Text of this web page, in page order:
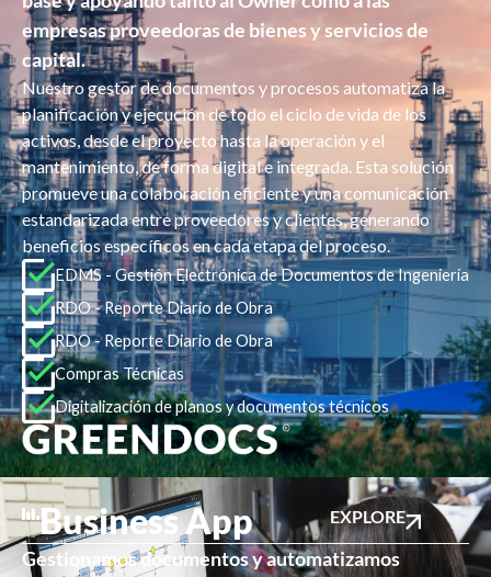
empresas proveedoras de bienes y servicios de
capital.
Nuestro gestor de documentos y procesos automatiza la
planificación y ejecución de todo el ciclo de vida de los
activos, desde el proyecto hasta la operación y el
mantenimiento, de forma digital e integrada. Esta solución
promueve una colaboración eficiente y una comunicación
estandarizada entre proveedores y clientes, generando
beneficios específicos en cada etapa del proceso.
EDMS - Gestión Electrónica de Documentos de Ingeniería
RDO - Reporte Diario de Obra
RDO - Reporte Diario de Obra
Compras Técnicas
Digitalización de planos y documentos técnicos
Business App EXPLORE
Gestionamos documentos y automatizamos